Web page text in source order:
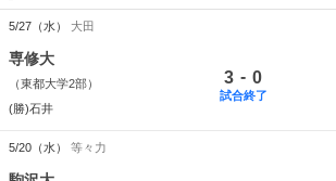
5/27（水） 大田
専修大
（東都大学2部）
(勝)石井
3 - 0
試合終了
5/20（水） 等々力